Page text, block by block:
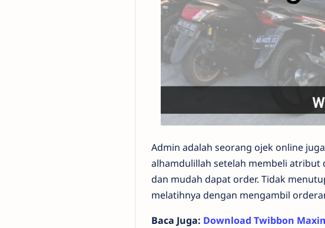
Admin adalah seorang ojek online
alhamdulillah setelah membeli
dan mudah dapat order. Tidak
melatihnya dengan mengambil
Baca Juga: Download Twibbon